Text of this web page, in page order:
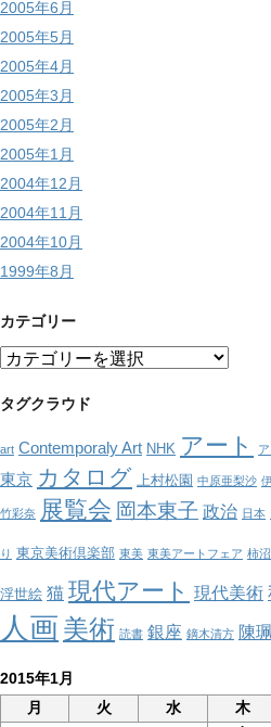
2005年6月
2005年5月
2005年4月
2005年3月
2005年2月
2005年1月
2004年12月
2004年11月
2004年10月
1999年8月
カテゴリー
カ
ゴ
ー
タグクラウド
art Contemporaly Art NHK アート
東京 カタログ 上村松園 中原亜梨沙
竹彩奈 展覧会 岡本東子 政治 日本
り 東京美術倶楽部 東美 東美アートフェア 柿
浮世絵 猫 現代アート 現代美術
人画 美術 読書 銀座 鏑木清方 陳
2015年1月
月
火 水 木